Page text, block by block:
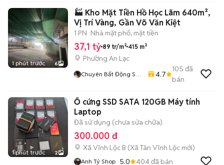
1 phút trước 6
🏭 Kho Mặt Tiền Hồ Học Lãm 640m²,
Vị Trí Vàng, Gần Võ Văn Kiệt
1 PN Nhà mặt phố, mặt tiền
37,1 tỷ 89 tr/m² 415 m²
Phường An Lạc
Chuyên Bất Động Sản
Kho Xưởng)
4.7
105 đã
bán
1 phút trước 2
Ổ cứng SSD SATA 120GB Máy tính
Laptop
Đã sử dụng (chưa sửa chữa)
300.000 đ
Xã Vĩnh Lộc B (Xã Tân Vĩnh Lộc mới)
Anh Tý Shop 5.0 404đã bán